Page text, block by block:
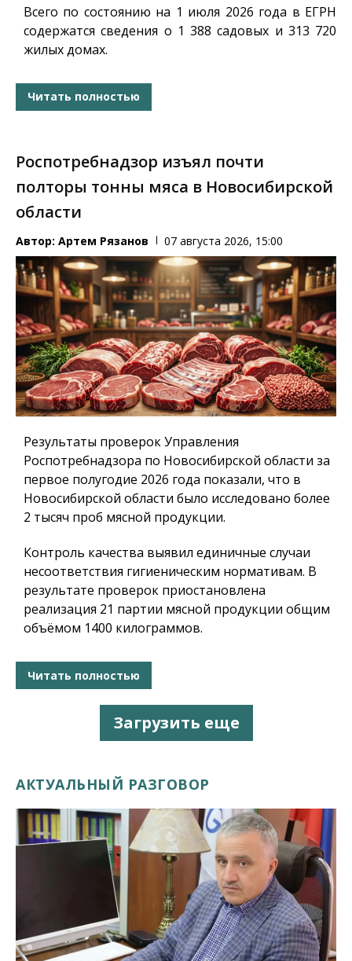
Всего по состоянию на 1 июля 2026 года в ЕГРН
содержатся сведения о 1 388 садовых и 313 720
жилых домах.
Читать полностью
Роспотребнадзор изъял почти
полторы тонны мяса в Новосибирской
области
Автор: Артем Рязанов 07 августа 2026, 15:00
Результаты проверок Управления
Роспотребнадзора по Новосибирской области за
первое полугодие 2026 года показали, что в
Новосибирской области было исследовано более
2 тысяч проб мясной продукции.
Контроль качества выявил единичные случаи
несоответствия гигиеническим нормативам. В
результате проверок приостановлена
реализация 21 партии мясной продукции общим
объёмом 1400 килограммов.
Читать полностью
Загрузить еще
АКТУАЛЬНЫЙ РАЗГОВОР